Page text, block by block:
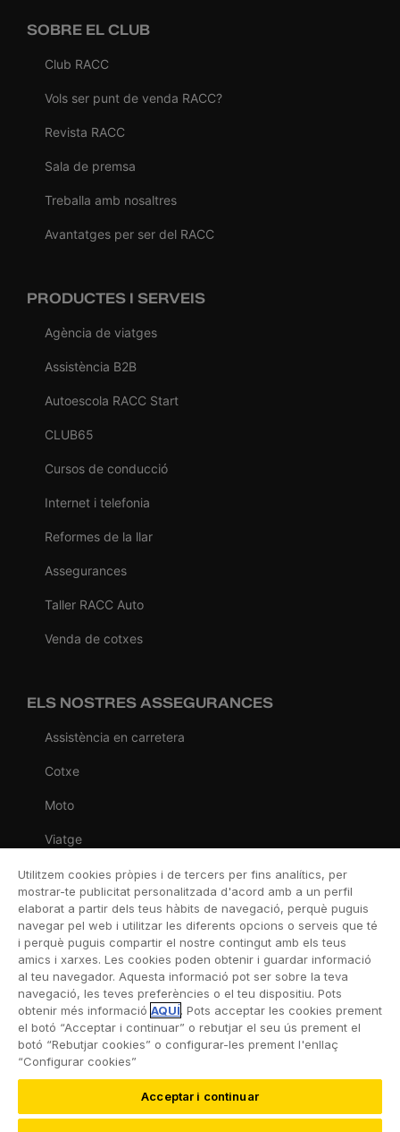
SOBRE EL CLUB
Club RACC
Vols ser punt de venda RACC?
Revista RACC
Sala de premsa
Treballa amb nosaltres
Avantatges per ser del RACC
PRODUCTES I SERVEIS
Agència de viatges
Assistència B2B
Autoescola RACC Start
CLUB65
Cursos de conducció
Internet i telefonia
Reformes de la llar
Assegurances
Taller RACC Auto
Venda de cotxes
ELS NOSTRES ASSEGURANCES
Assistència en carretera
Cotxe
Moto
Viatge
Llar
Vida
Decessos
Dental
Esportiva
Esquí
Utilitzem cookies pròpies i de tercers per fins analítics, per
mostrar-te publicitat personalitzada d'acord amb a un perfil
elaborat a partir dels teus hàbits de navegació, perquè puguis
navegar pel web i utilitzar les diferents opcions o serveis que té
i perquè puguis compartir el nostre contingut amb els teus
amics i xarxes. Les cookies poden obtenir i guardar informació
al teu navegador. Aquesta informació pot ser sobre la teva
navegació, les teves preferències o el teu dispositiu. Pots
obtenir més informació AQUÍ. Pots acceptar les cookies prement
el botó “Acceptar i continuar” o rebutjar el seu ús prement el
botó “Rebutjar cookies” o configurar-les prement l'enllaç
“Configurar cookies”
Acceptar i continuar